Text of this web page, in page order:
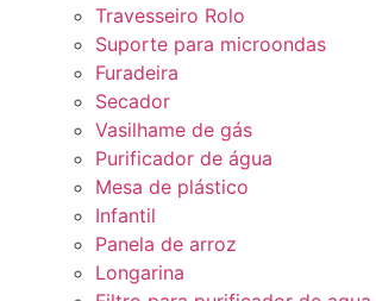
Travesseiro Rolo
Suporte para microondas
Furadeira
Secador
Vasilhame de gás
Purificador de água
Mesa de plástico
Infantil
Panela de arroz
Longarina